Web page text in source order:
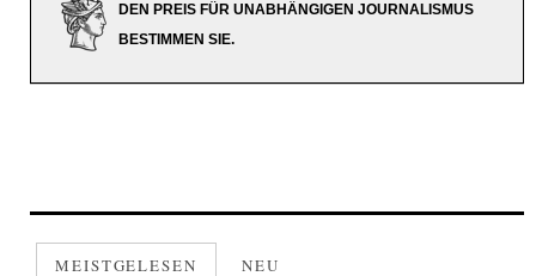
DEN PREIS FÜR UNABHÄNGIGEN JOURNALISMUS
BESTIMMEN SIE.
MEISTGELESEN NEU